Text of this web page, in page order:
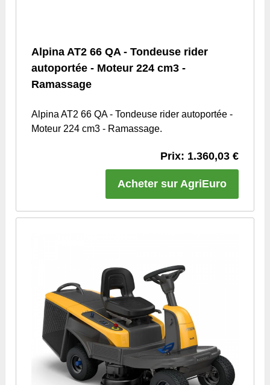
Alpina AT2 66 QA - Tondeuse rider
autoportée - Moteur 224 cm3 -
Ramassage
Alpina AT2 66 QA - Tondeuse rider autoportée -
Moteur 224 cm3 - Ramassage.
Prix: 1.360,03 €
Acheter sur AgriEuro